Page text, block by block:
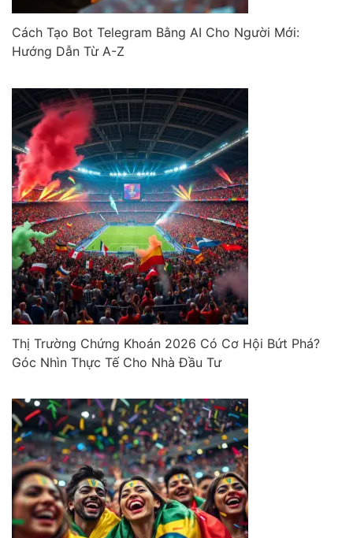
Cách Tạo Bot Telegram Bằng AI Cho Người Mới:
Hướng Dẫn Từ A-Z
Thị Trường Chứng Khoán 2026 Có Cơ Hội Bứt Phá?
Góc Nhìn Thực Tế Cho Nhà Đầu Tư